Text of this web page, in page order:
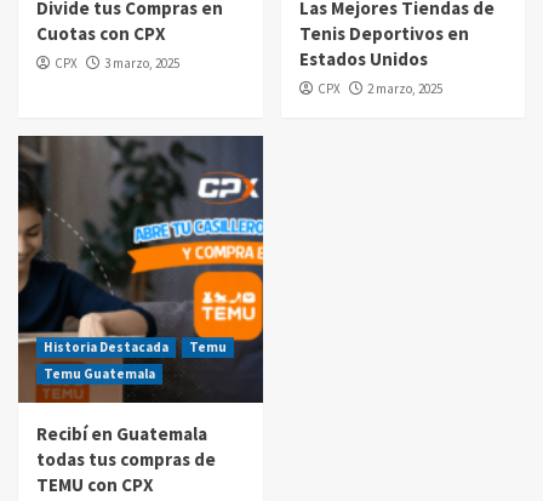
$20 de reintegro en tus compras Amazon
Prime Day Guatemala 2025
Divide tus Compras en
Cuotas con CPX
CPX 3 marzo, 2025
Las Mejores Tiendas de
Tenis Deportivos en
Estados Unidos
CPX 2 marzo, 2025
Historia Destacada
Temu
Temu Guatemala
Recibí en Guatemala
todas tus compras de
TEMU con CPX